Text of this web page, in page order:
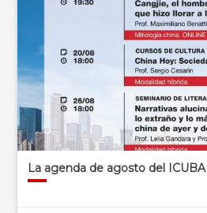
La agenda de agosto del ICUBA